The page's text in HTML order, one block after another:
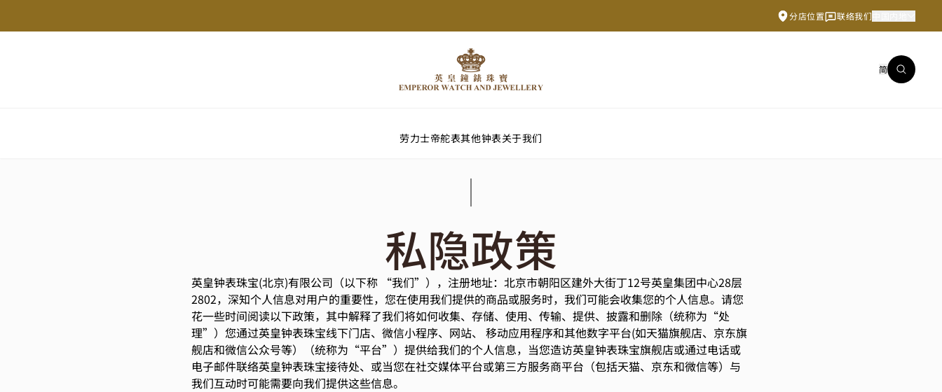
分店位置 联络我们
简
劳力士帝舵表其他钟表关于我们
私隐政策
英皇钟表珠宝(北京)有限公司（以下称 “我们”），注册地址：北京市朝阳区建外大街丁12号英皇集团中心28层
2802，深知个人信息对用户的重要性，您在使用我们提供的商品或服务时，我们可能会收集您的个人信息。请您
花一些时间阅读以下政策，其中解释了我们将如何收集、存储、使用、传输、提供、披露和删除（统称为“处
理”）您通过英皇钟表珠宝线下门店、微信小程序、网站、 移动应用程序和其他数字平台(如天猫旗舰店、京东旗
舰店和微信公众号等）（统称为“平台”）提供给我们的个人信息，当您造访英皇钟表珠宝旗舰店或通过电话或
电子邮件联络英皇钟表珠宝接待处、或当您在社交媒体平台或第三方服务商平台（包括天猫、京东和微信等）与
我们互动时可能需要向我们提供这些信息。